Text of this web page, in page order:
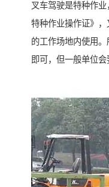
叉车驾驶是特种作
特种作业操作证》
的工作场地内使用
即可，但一般单位会